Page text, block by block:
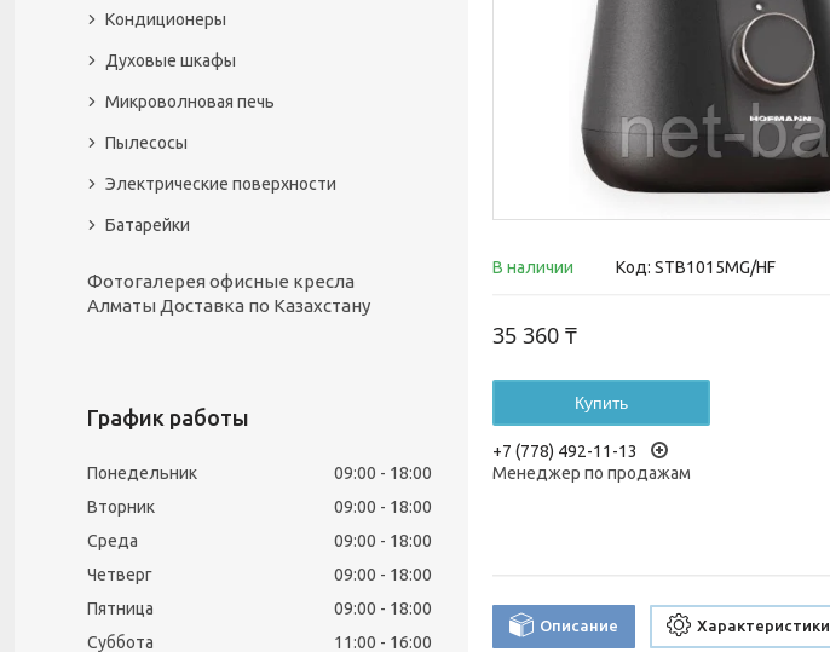
В наличии Код: STB1015MG/HF
35 360 ₸
Купить
+7 (778) 492-11-13
Менеджер по продажам
Описание Характеристики
Кондиционеры
Духовые шкафы
Микроволновая печь
Пылесосы
Электрические поверхности
Батарейки
Фотогалерея офисные кресла
Алматы Доставка по Казахстану
График работы
Понедельник 09:00
18:00
Вторник
09:00
18:00
Среда
09:00
18:00
Четверг
09:00
18:00
Пятница
09:00
18:00
Суббота
11:00 16:00